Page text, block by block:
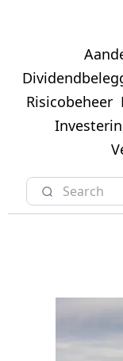
Risicobeheer